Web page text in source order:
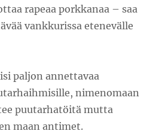
rapeaa porkkanaa – saa
vankkurissa etenevälle
paljon annettavaa
nimenomaan
puutarhatöitä mutta
maan antimet.